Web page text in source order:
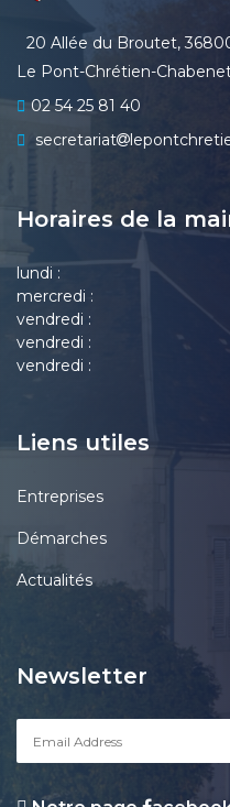
20 Allée du Broutet,
Le Pont-Chrétien-
02 54 25 81 40
secretariat
Horaires de la
lundi :
mercredi :
vendredi :
vendredi :
vendredi :
Liens utiles
Entreprises
Démarches
Actualités
Newsletter